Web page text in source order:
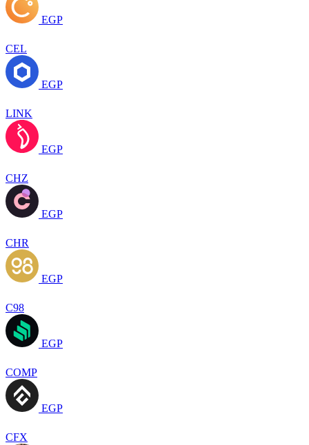
EGP
CEL
EGP
LINK
EGP
CHZ
EGP
CHR
EGP
C98
EGP
COMP
EGP
CFX